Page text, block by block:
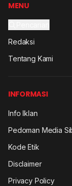
MENU
Redaksi
Tentang Kami
INFORMASI
Info Iklan
Pedoman Media
Kode Etik
Disclaimer
Privacy Policy